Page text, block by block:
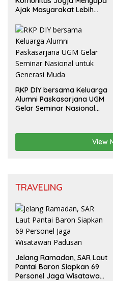
Ajak Masyarakat Lebih
RKP DIY bersama Keluarga
Alumni Paskasarjana UGM
Gelar Seminar Nasional
View
TRAVELING
Jelang Ramadan, SAR Laut
Pantai Baron Siapkan 69
Personel Jaga Wisatawan